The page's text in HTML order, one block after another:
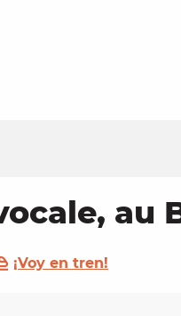
au
¡Voy en tren!